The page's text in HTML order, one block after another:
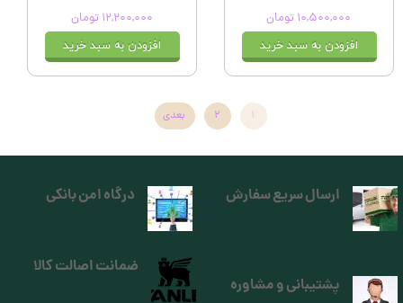
۱۰,۵۰۰,۰۰۰ تومان
افزودن به سبد خرید
۱۲,۲۰۰,۰۰۰ تومان
افزودن به سبد خرید
۱ ۲ بعدی
ارسال سریع سفارش درگاه امن بانکی
پشتیبانی و مشاوره
ضمانت اصالت کالا